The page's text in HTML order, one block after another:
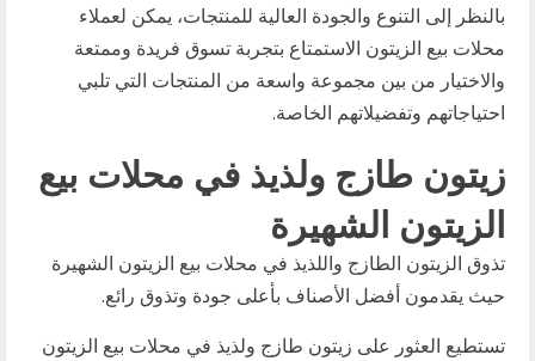
بالنظر إلى التنوع والجودة العالية للمنتجات، يمكن لعملاء
محلات بيع الزيتون الاستمتاع بتجربة تسوق فريدة وممتعة
والاختيار من بين مجموعة واسعة من المنتجات التي تلبي
احتياجاتهم وتفضيلاتهم الخاصة.
زيتون طازج ولذيذ في محلات بيع
الزيتون الشهيرة
تذوق الزيتون الطازج واللذيذ في محلات بيع الزيتون الشهيرة
حيث يقدمون أفضل الأصناف بأعلى جودة وتذوق رائع.
تستطيع العثور على زيتون طازج ولذيذ في محلات بيع الزيتون